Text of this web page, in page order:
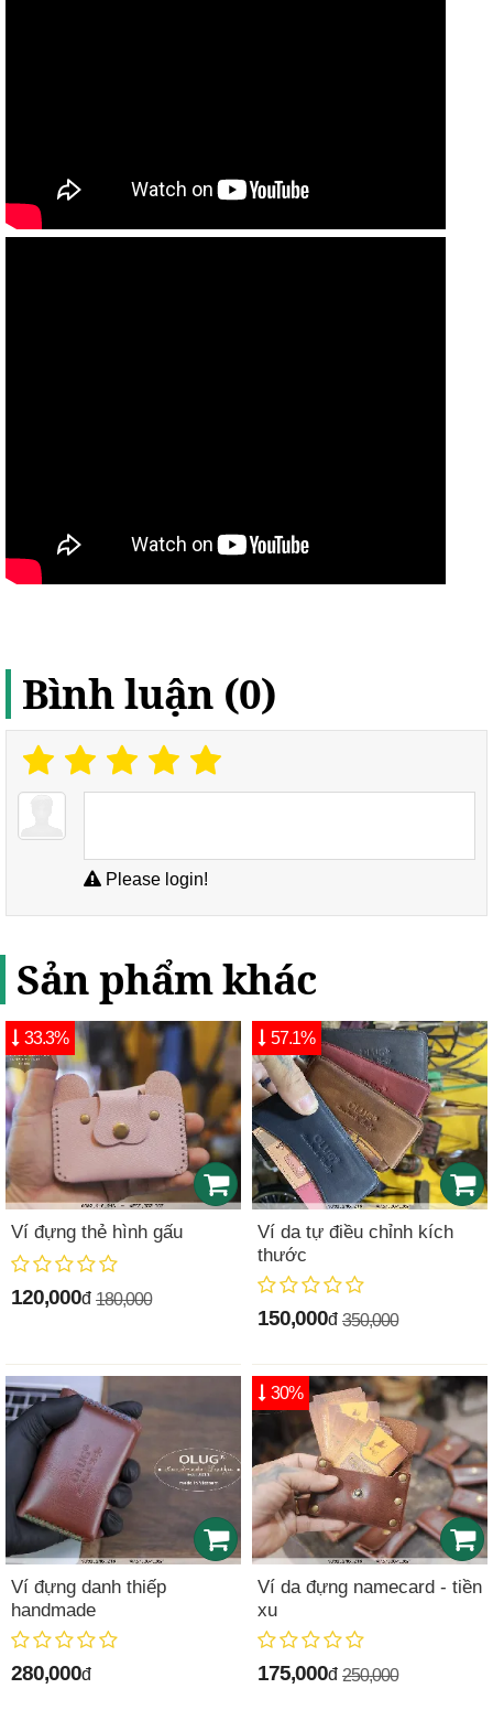
Bình luận (0)
Please login!
Sản phẩm khác
Ví đựng thẻ hình gấu
120,000đ 180,000
33.3%
Ví da tự điều chỉnh kích
thước
150,000đ 350,000
57.1%
Ví đựng danh thiếp
handmade
280,000đ
Ví da đựng namecard - tiền
xu
175,000đ 250,000
30%